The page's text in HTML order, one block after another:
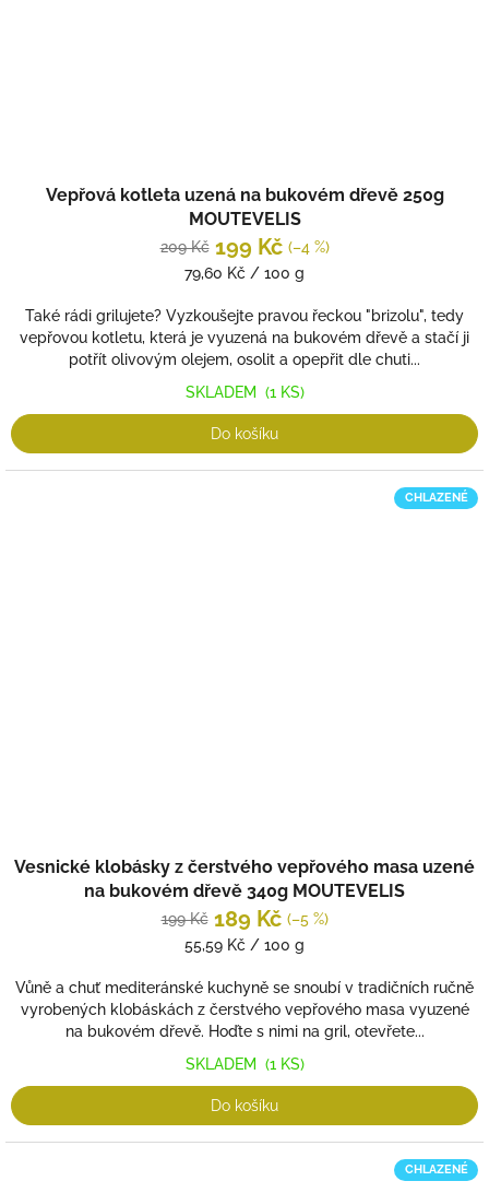
Vepřová kotleta uzená na bukovém dřevě 250g
MOUTEVELIS
209 Kč 199 Kč (–4 %)
Měrná
79,60 Kč / 100 g
Také rádi grilujete? Vyzkoušejte pravou řeckou "brizolu", tedy
vepřovou kotletu, která je vyuzená na bukovém dřevě a stačí ji
potřít olivovým olejem, osolit a opepřit dle chuti...
SKLADEM (1 KS)
Do košíku
CHLAZENÉ
Vesnické klobásky z čerstvého vepřového masa uzené
na bukovém dřevě 340g MOUTEVELIS
199 Kč 189 Kč (–5 %)
Měrná
55,59 Kč / 100 g
Vůně a chuť mediteránské kuchyně se snoubí v tradičních ručně
vyrobených klobáskách z čerstvého vepřového masa vyuzené
na bukovém dřevě. Hoďte s nimi na gril, otevřete...
SKLADEM (1 KS)
Do košíku
CHLAZENÉ